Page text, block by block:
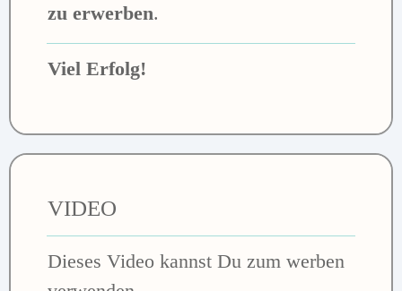
zu erwerben.
Viel Erfolg!
VIDEO
Dieses Video kannst Du zum werben